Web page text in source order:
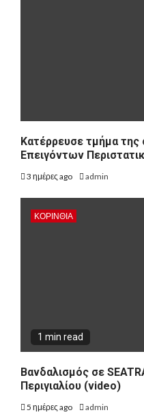
Kατέρρευσε τμήμα
Επειγόντων
3 ημέρες ago admin
ΚΟΡΙΝΘΊΑ
1 min read
Βανδαλισμός σε
Περιγιαλίου (video)
5 ημέρες ago admin